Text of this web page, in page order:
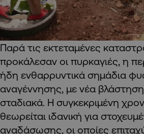
Παρά τις εκτεταμένες
προκάλεσαν οι πυρκαγιές, η
ήδη ενθαρρυντικά σημάδια
αναγέννησης, με νέα
σταδιακά. Η συγκεκριμένη
θεωρείται ιδανική για
αναδάσωσης, οι οποίες